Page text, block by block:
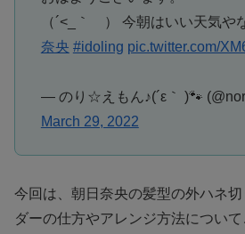
（´<_｀ ） 今朝はいい天気や
奈央 #idoling pic.twitter.com/
— のり☆えもん♪(´ε｀ )🐾
March 29, 2022
今回は、朝日奈央の髪型の外ハネ
ダーの仕方やアレンジ方法につい